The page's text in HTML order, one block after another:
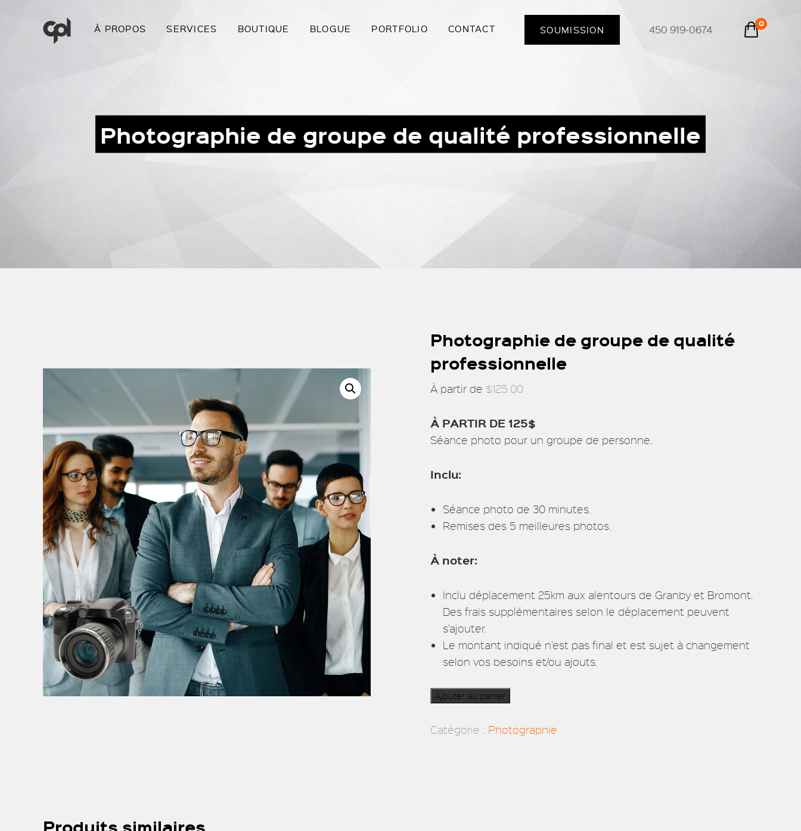
À PROPOS SERVICES BOUTIQUE BLOGUE PORTFOLIO CONTACT SOUMISSION 450 919-0674 0
Photographie de groupe de qualité professionnelle
Photographie de groupe de qualité
professionnelle
À partir de $125.00
À PARTIR DE 125$
Séance photo pour un groupe de personne.
Inclu:
Séance photo de 30 minutes.
Remises des 5 meilleures photos.
À noter:
Inclu déplacement 25km aux alentours de Granby et Bromont.
Des frais supplémentaires selon le déplacement peuvent
s’ajouter.
Le montant indiqué n’est pas final et est sujet à changement
selon vos besoins et/ou ajouts.
Ajouter au panier
Catégorie : Photographie